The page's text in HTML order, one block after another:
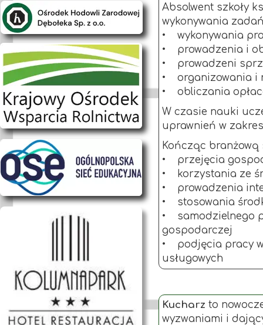
Kucharz to
wyzwaniami i
Absolwent szkoły
wykonywania
• wykonywania
• prowadzenia i
• prowadzeni
• organizowania i
• obliczania
W czasie nauki
uprawnień w
Kończąc
• przejęcia
• korzystania ze
• prowadzenia
• stosowania
• samodzielnego
gospodarczej
• podjęcia pracy
usługowych